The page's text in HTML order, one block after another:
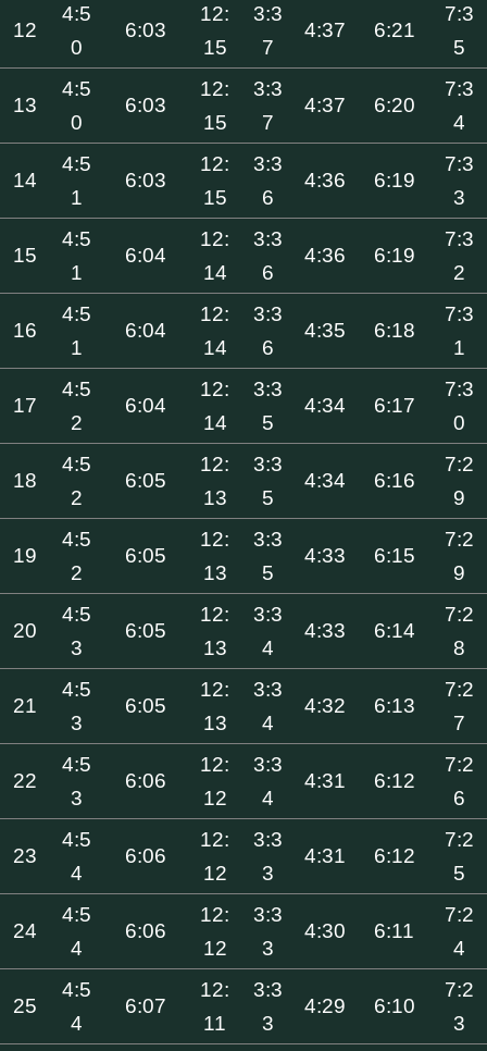
12
4:5
0
6:03
12:
15
3:3
7
4:37 6:21
7:3
5
13
4:5
0
6:03
12:
15
3:3
7
4:37 6:20
7:3
4
14
4:5
1
6:03
12:
15
3:3
6
4:36 6:19
7:3
3
15
4:5
1
6:04
12:
14
3:3
6
4:36 6:19
7:3
2
16
4:5
1
6:04
12:
14
3:3
6
4:35 6:18
7:3
1
17
4:5
2
6:04
12:
14
3:3
5
4:34 6:17
7:3
0
18
4:5
2
6:05
12:
13
3:3
5
4:34 6:16
7:2
9
19
4:5
2
6:05
12:
13
3:3
5
4:33 6:15
7:2
9
20
4:5
3
6:05
12:
13
3:3
4
4:33 6:14
7:2
8
21
4:5
3
6:05
12:
13
3:3
4
4:32 6:13
7:2
7
22
4:5
3
6:06
12:
12
3:3
4
4:31 6:12
7:2
6
23
4:5
4
6:06
12:
12
3:3
3
4:31 6:12
7:2
5
24
4:5
4
6:06
12:
12
3:3
3
4:30 6:11
7:2
4
25
4:5
4
6:07
12:
11
3:3
3
4:29 6:10
7:2
3